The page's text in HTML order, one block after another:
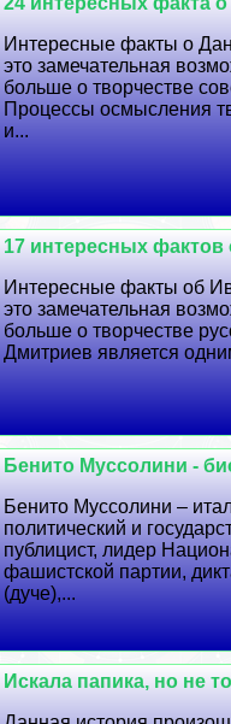
Интересные факты о
это замечательная
больше о творчестве
Процессы осмысления
и...
17 интересных
Интересные факты об
это замечательная
больше о творчестве
Дмитриев является
Бенито Муссолини -
Бенито Муссолини –
политический и
публицист, лидер
фашистской партии,
(дуче),...
Искала папика, но не